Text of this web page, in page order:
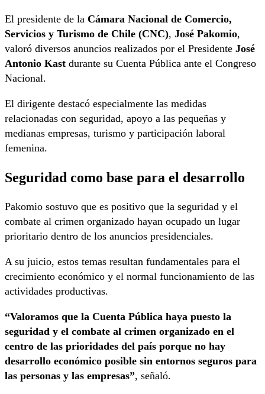
El presidente de la Cámara Nacional de Comercio,
Servicios y Turismo de Chile (CNC), José Pakomio,
valoró diversos anuncios realizados por el Presidente José
Antonio Kast durante su Cuenta Pública ante el Congreso
Nacional.
El dirigente destacó especialmente las medidas
relacionadas con seguridad, apoyo a las pequeñas y
medianas empresas, turismo y participación laboral
femenina.
Seguridad como base para el desarrollo
Pakomio sostuvo que es positivo que la seguridad y el
combate al crimen organizado hayan ocupado un lugar
prioritario dentro de los anuncios presidenciales.
A su juicio, estos temas resultan fundamentales para el
crecimiento económico y el normal funcionamiento de las
actividades productivas.
“Valoramos que la Cuenta Pública haya puesto la
seguridad y el combate al crimen organizado en el
centro de las prioridades del país porque no hay
desarrollo económico posible sin entornos seguros para
las personas y las empresas”, señaló.